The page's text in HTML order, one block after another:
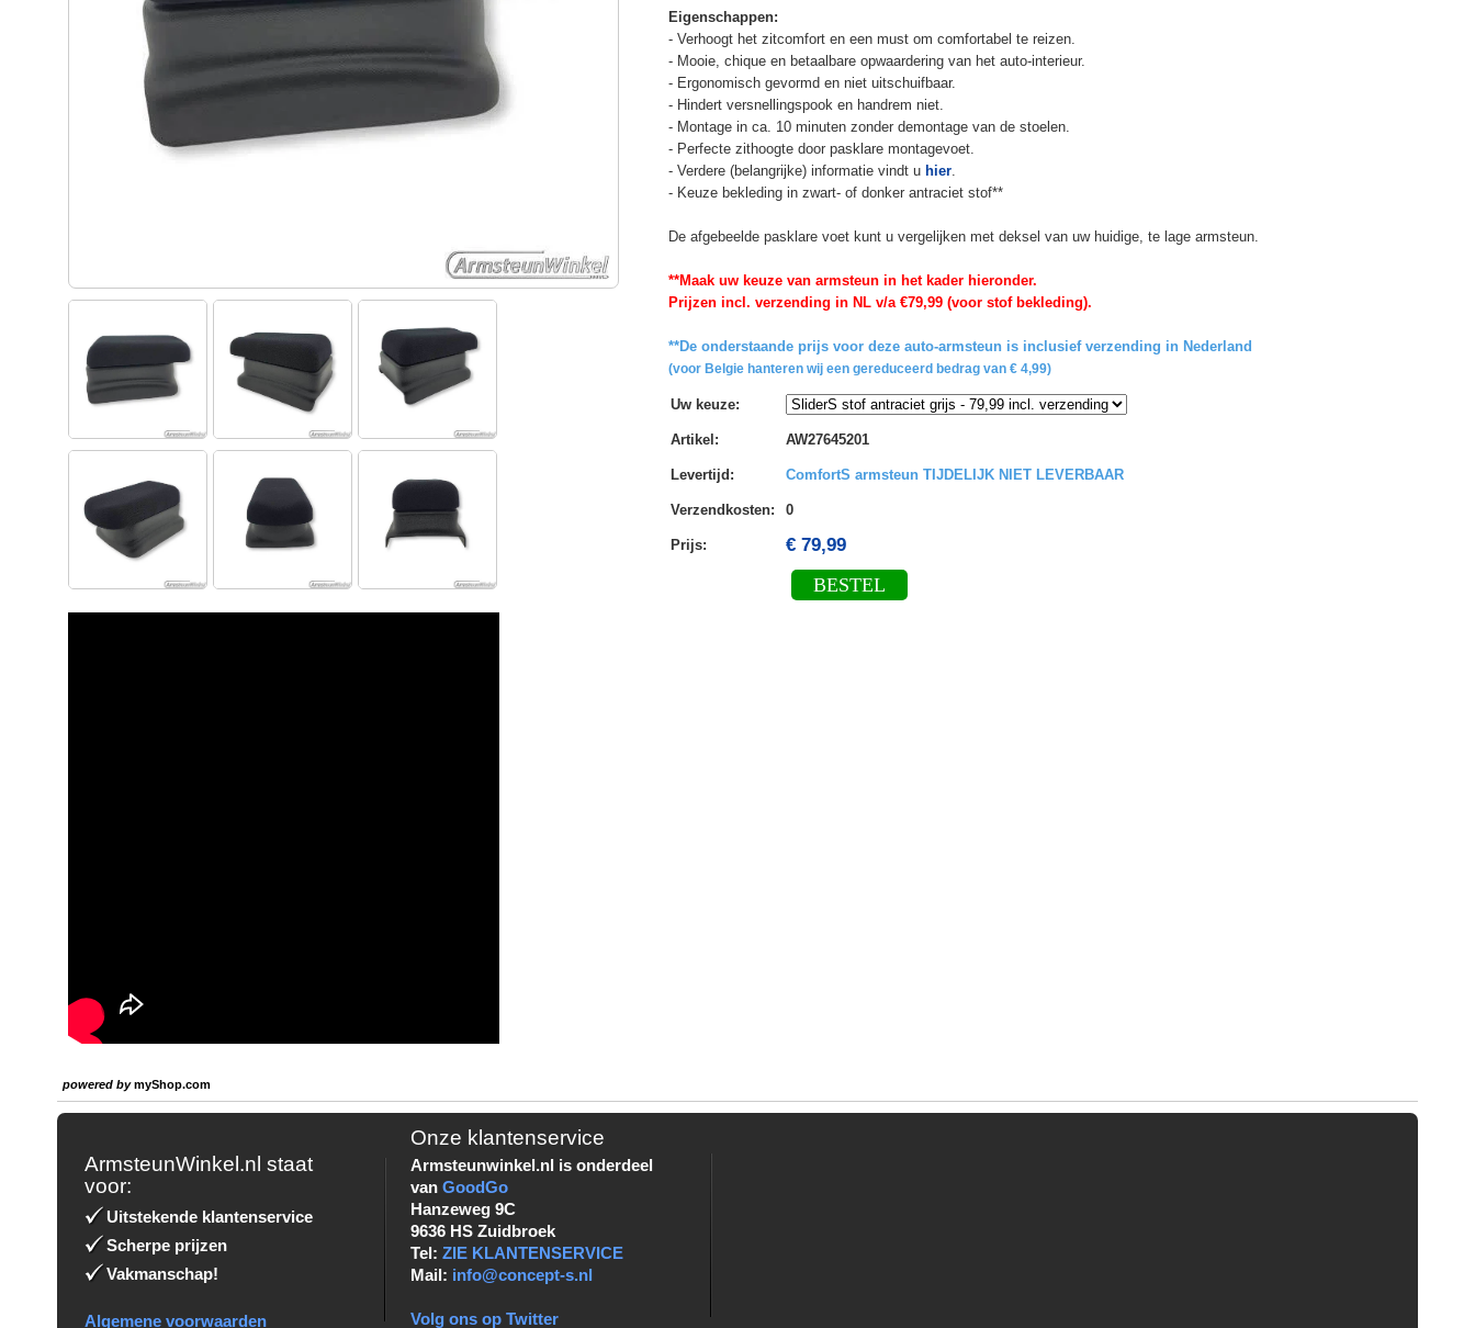
Eigenschappen:
- Verhoogt het zitcomfort en een must om comfortabel te reizen.
- Mooie, chique en betaalbare opwaardering van het auto-interieur.
- Ergonomisch gevormd en niet uitschuifbaar.
- Hindert versnellingspook en handrem niet.
- Montage in ca. 10 minuten zonder demontage van de stoelen.
- Perfecte zithoogte door pasklare montagevoet.
- Verdere (belangrijke) informatie vindt u hier.
- Keuze bekleding in zwart- of donker antraciet stof**
De afgebeelde pasklare voet kunt u vergelijken met deksel van uw huidige, te lage armsteun.
**Maak uw keuze van armsteun in het kader hieronder.
Prijzen incl. verzending in NL v/a €79,99 (voor stof bekleding).
**De onderstaande prijs voor deze auto-armsteun is inclusief verzending in Nederland
(voor Belgie hanteren wij een gereduceerd bedrag van € 4,99)
Uw keuze:
Artikel : AW27645201
Levertijd : ComfortS armsteun TIJDELIJK NIET LEVERBAAR
Verzendkosten: 0
Prijs: € 79,99
BESTEL
powered bymyShop.com
ArmsteunWinkel.nl staat
voor:
Uitstekende klantenservice
Scherpe prijzen
Vakmanschap!
Algemene voorwaarden
Onze klantenservice
Armsteunwinkel.nl is onderdeel
vanGoodGo
Hanzeweg 9C
9636 HS Zuidbroek
Tel:ZIE KLANTENSERVICE
Mail: info@concept-s.nl
Volg ons op Twitter